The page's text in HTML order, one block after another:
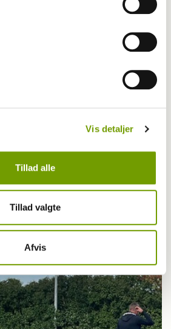
Vis detaljer
Tillad alle
Tillad valgte
Afvis
i kurven?